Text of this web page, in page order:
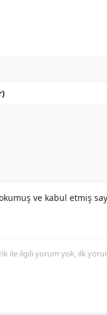
ve kabul etmiş
ile ilgili yorum yok, ilk